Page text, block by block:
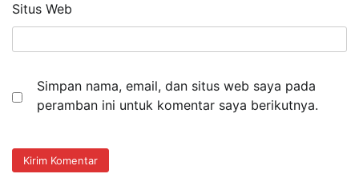
Situs Web
Simpan nama, email, dan situs web saya pada
peramban ini untuk komentar saya berikutnya.